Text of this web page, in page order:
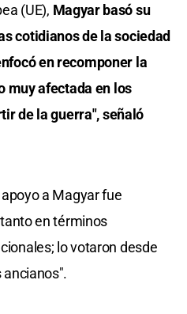
(UE), Magyar basó su
cotidianos de la sociedad
en recomponer la
muy afectada en los
de la guerra", señaló
a Magyar fue
en términos
lo votaron desde
ancianos".